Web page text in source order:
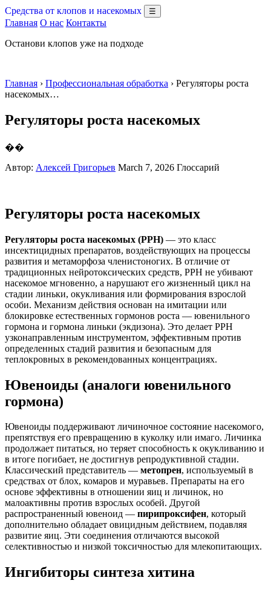
Средства от клопов и насекомых ☰
Главная О нас Контакты
Останови клопов уже на подходе
Главная › Профессиональная обработка › Регуляторы роста
насекомых…
Регуляторы роста насекомых
��
Автор: Алексей Григорьев March 7, 2026 Глоссарий
Регуляторы роста насекомых
Регуляторы роста насекомых (РРН) — это класс
инсектицидных препаратов, воздействующих на процессы
развития и метаморфоза членистоногих. В отличие от
традиционных нейротоксических средств, РРН не убивают
насекомое мгновенно, а нарушают его жизненный цикл на
стадии линьки, окукливания или формирования взрослой
особи. Механизм действия основан на имитации или
блокировке естественных гормонов роста — ювенильного
гормона и гормона линьки (экдизона). Это делает РРН
узконаправленным инструментом, эффективным против
определенных стадий развития и безопасным для
теплокровных в рекомендованных концентрациях.
Ювеноиды (аналоги ювенильного
гормона)
Ювеноиды поддерживают личиночное состояние насекомого,
препятствуя его превращению в куколку или имаго. Личинка
продолжает питаться, но теряет способность к окукливанию и
в итоге погибает, не достигнув репродуктивной стадии.
Классический представитель — метопрен, используемый в
средствах от блох, комаров и муравьев. Препараты на его
основе эффективны в отношении яиц и личинок, но
малоактивны против взрослых особей. Другой
распространенный ювеноид — пирипроксифен, который
дополнительно обладает овицидным действием, подавляя
развитие яиц. Эти соединения отличаются высокой
селективностью и низкой токсичностью для млекопитающих.
Ингибиторы синтеза хитина